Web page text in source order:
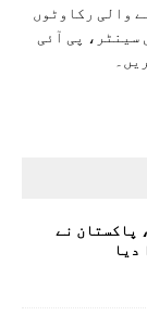
والی رکاوٹوں
سینٹر، پی آئی
پاکستان نے
دیا